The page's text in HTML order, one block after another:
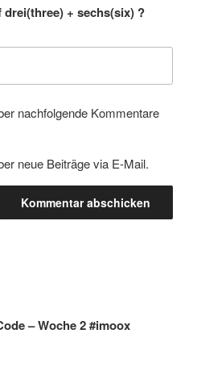
+ sechs(six) ?
nachfolgende Kommentare
neue Beiträge via E-Mail.
– Woche 2 #imoox